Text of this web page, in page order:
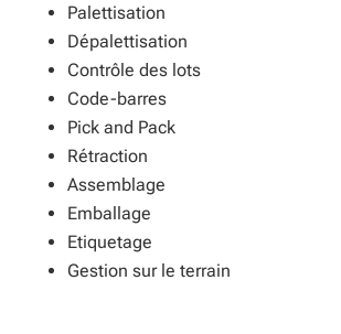
Palettisation
Dépalettisation
Contrôle des lots
Code-barres
Pick and Pack
Rétraction
Assemblage
Emballage
Etiquetage
Gestion sur le terrain